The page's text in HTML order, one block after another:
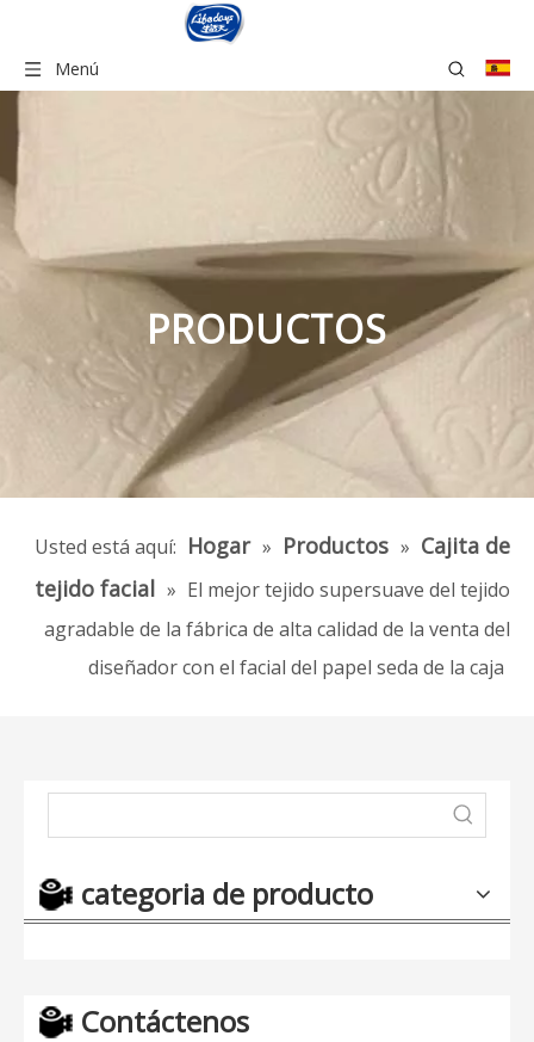
Menú
PRODUCTOS
Usted está aquí: Hogar » Productos » Cajita de
tejido facial » El mejor tejido supersuave del tejido
agradable de la fábrica de alta calidad de la venta del
diseñador con el facial del papel seda de la caja
categoria de producto
Contáctenos